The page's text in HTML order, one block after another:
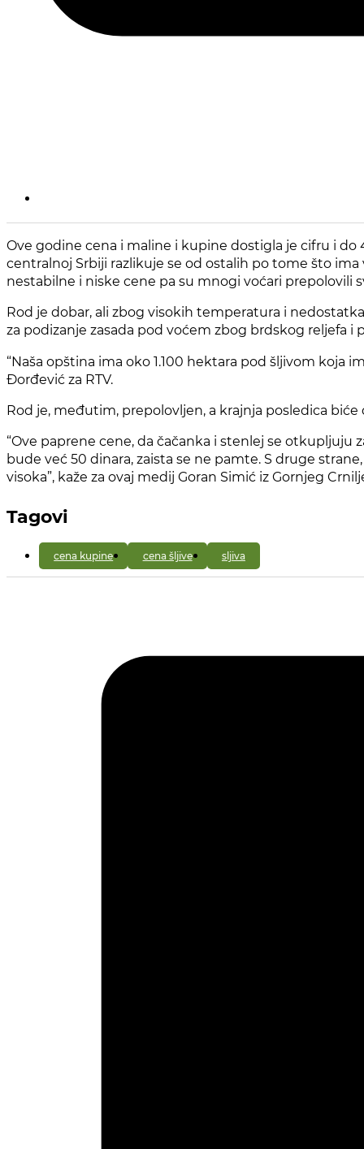
Ove godine cena i maline i kupine dostigla je cifru i
centralnoj Srbiji razlikuje se od ostalih po tome što
nestabilne i niske cene pa su mnogi voćari prepolovili
Rod je dobar, ali zbog visokih temperatura i
za podizanje zasada pod voćem zbog brdskog reljefa i
“Naša opština ima oko 1.100 hektara pod šljivom koja
Đorđević za RTV.
Rod je, međutim, prepolovljen, a krajnja posledica
“Ove paprene cene, da čačanka i stenlej se
bude već 50 dinara, zaista se ne pamte. S druge
visoka”, kaže za ovaj medij Goran Simić iz Gornjeg
Tagovi
cena kupine cena šljive sljiva